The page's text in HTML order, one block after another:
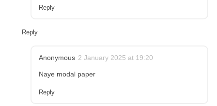
Reply
Reply
Anonymous 2 January 2025 at 19:20
Naye modal paper
Reply